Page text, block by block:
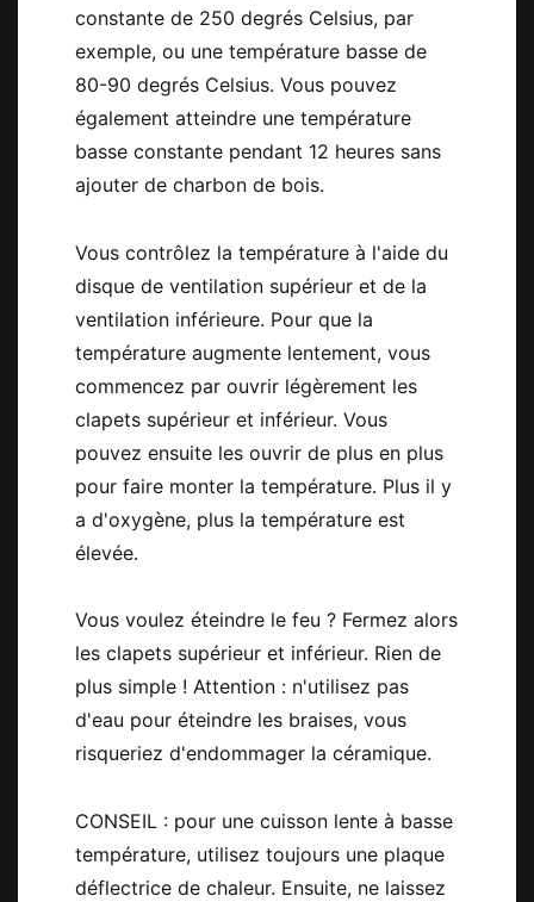
constante de 250 degrés Celsius, par
exemple, ou une température basse de
80-90 degrés Celsius. Vous pouvez
également atteindre une température
basse constante pendant 12 heures sans
ajouter de charbon de bois.
Vous contrôlez la température à l'aide du
disque de ventilation supérieur et de la
ventilation inférieure. Pour que la
température augmente lentement, vous
commencez par ouvrir légèrement les
clapets supérieur et inférieur. Vous
pouvez ensuite les ouvrir de plus en plus
pour faire monter la température. Plus il y
a d'oxygène, plus la température est
élevée.
Vous voulez éteindre le feu ? Fermez alors
les clapets supérieur et inférieur. Rien de
plus simple ! Attention : n'utilisez pas
d'eau pour éteindre les braises, vous
risqueriez d'endommager la céramique.
CONSEIL : pour une cuisson lente à basse
température, utilisez toujours une plaque
déflectrice de chaleur. Ensuite, ne laissez